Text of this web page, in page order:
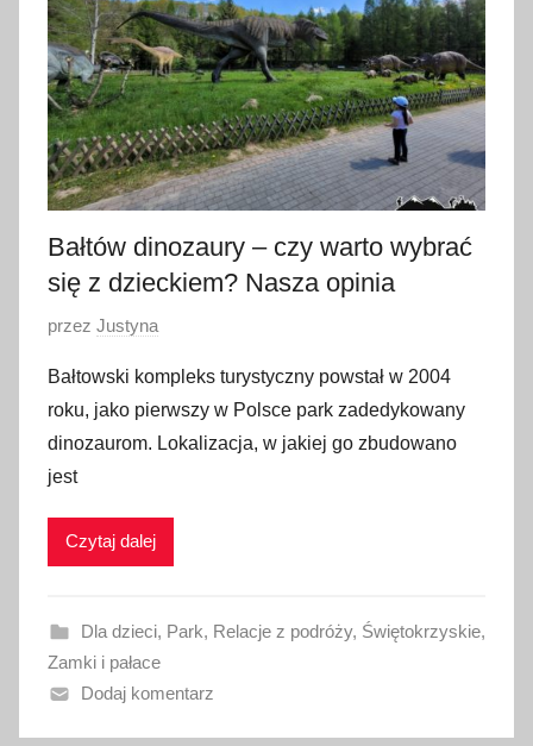
a
2
0
2
2
Bałtów dinozaury – czy warto wybrać
się z dzieckiem? Nasza opinia
O
u
b
l
i
w
n
o
1
przez Justyna
Bałtowski kompleks turystyczny powstał w 2004
roku, jako pierwszy w Polsce park zadedykowany
dinozaurom. Lokalizacja, w jakiej go zbudowano
jest
Czytaj dalej
Dla dzieci, Park, Relacje z podróży, Świętokrzyskie,
Zamki i pałace
Dodaj komentarz